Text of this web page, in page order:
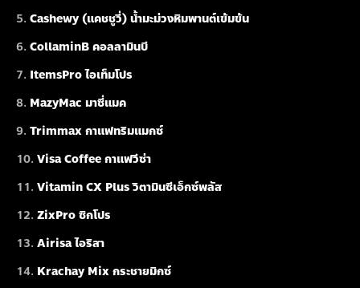
Cashewy (แคชชูวี่) น้ำมะม่วงหิมพานต์เข้มข้น
CollaminB คอลลามินบี
ItemsPro ไอเท็มโปร
MazyMac มาซี่แมค
Trimmax กาแฟทริมแมกซ์
Visa Coffee กาแฟวีซ่า
Vitamin CX Plus วิตามินซีเอ็กซ์พลัส
ZixPro ซิกโปร
Airisa ไอริสา
Krachay Mix กระชายมิกซ์